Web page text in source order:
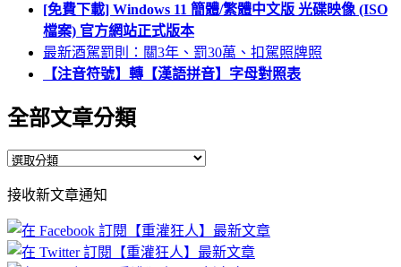
[免費下載] Windows 11 簡體/繁體中文版 光碟映像 (ISO
檔案) 官方網站正式版本
最新酒駕罰則：關3年、罰30萬、扣駕照牌照
【注音符號】轉【漢語拼音】字母對照表
全部文章分類
全
文
章
分
接收新文章通知